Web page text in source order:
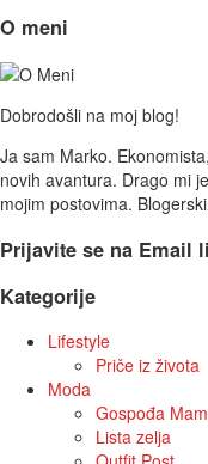
O meni
Dobrodošli na moj blog!
Ja sam Marko.
novih avantura. Drago mi
mojim postovima.
Prijavite se na Email
Kategorije
Lifestyle
Priče iz života
Moda
Gospođa
Lista zelja